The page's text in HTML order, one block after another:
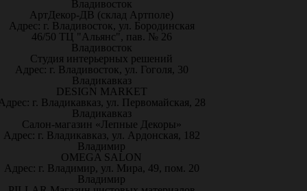
Владивосток
АртДекор-ДВ (склад Артполе)
Адрес: г. Владивосток, ул. Бородинская
46/50 ТЦ "Альянс", пав. № 26
Владивосток
Студия интерьерных решений
Адрес: г. Владивосток, ул. Гоголя, 30
Владикавказ
DESIGN MARKET
г. Владикавказ, ул. Первомайская, 28
Владикавказ
Салон-магазин «Лепные Декоры»
Адрес: г. Владикавказ, ул. Ардонская, 182
Владимир
OMEGA SALON
Адрес: г. Владимир, ул. Мира, 49, пом. 20
Владимир